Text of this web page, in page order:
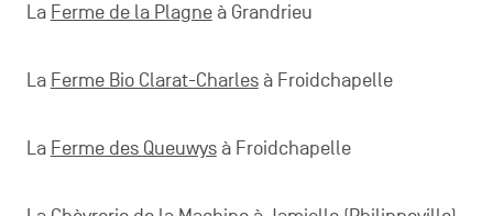
La Ferme de la Plagneà Grandrieu
La Ferme Bio Clarat-Charlesà Froidchapelle
La Ferme des Queuwysà Froidchapelle